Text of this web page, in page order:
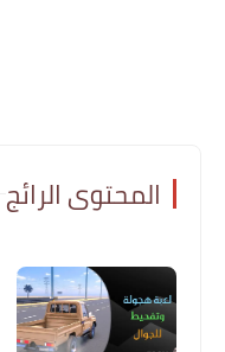
المحتوى الرائج